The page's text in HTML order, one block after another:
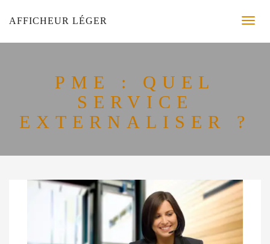
AFFICHEUR LÉGER
PME : QUEL
SERVICE
EXTERNALISER ?